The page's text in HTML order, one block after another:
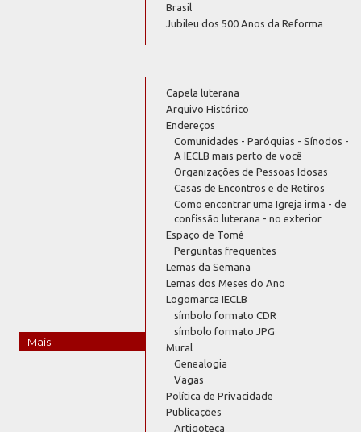
Brasil
Jubileu dos 500 Anos da Reforma
Mais
Capela luterana
Arquivo Histórico
Endereços
Comunidades - Paróquias - Sínodos -
A IECLB mais perto de você
Organizações de Pessoas Idosas
Casas de Encontros e de Retiros
Como encontrar uma Igreja irmã - de
confissão luterana - no exterior
Espaço de Tomé
Perguntas frequentes
Lemas da Semana
Lemas dos Meses do Ano
Logomarca IECLB
símbolo formato CDR
símbolo formato JPG
Mural
Genealogia
Vagas
Política de Privacidade
Publicações
Artigoteca